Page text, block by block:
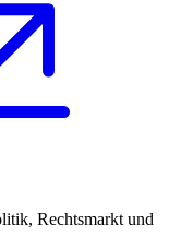
Rechtsmarkt und